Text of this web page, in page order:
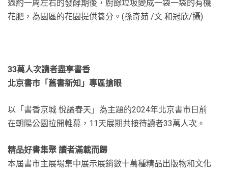
過約一周左右的發酵期後，廚餘垃圾變成一袋一袋的有機
花肥，為園區的花園提供養分。(孫奇茹 /文 和冠欣/攝)
33萬人次讀者盡享書香
北京書市「舊書新知」專區搶眼
以「書香京城 悅讀春天」為主題的2024年北京書市日前
在朝陽公園拉開帷幕，11天展期共接待讀者33萬人次。
精品好書集聚 讀者滿載而歸
本屆書市主展場集中展示展銷數十萬種精品出版物和文化